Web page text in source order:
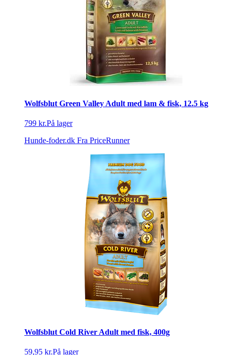
Wolfsblut Green Valley Adult med lam & fisk, 12.5 kg
799 kr.På lager
Hunde-foder.dk Fra PriceRunner
Wolfsblut Cold River Adult med fisk, 400g
59,95 kr.På lager